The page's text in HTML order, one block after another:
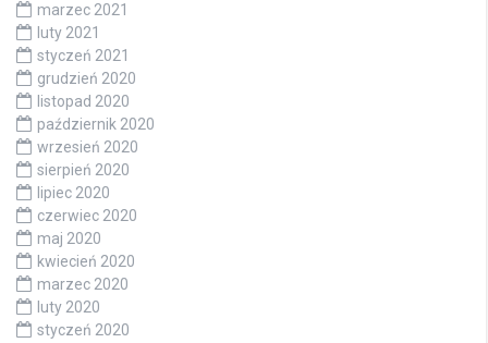
marzec 2021
luty 2021
styczeń 2021
grudzień 2020
listopad 2020
październik 2020
wrzesień 2020
sierpień 2020
lipiec 2020
czerwiec 2020
maj 2020
kwiecień 2020
marzec 2020
luty 2020
styczeń 2020